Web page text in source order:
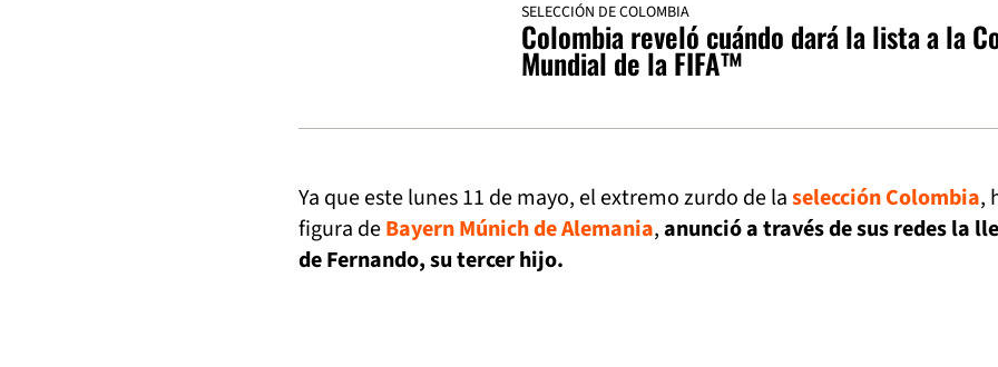
SELECCIÓN DE COLOMBIA
Colombia reveló cuándo dará la lista a la
Mundial de la FIFA™
Ya que este lunes 11 de mayo, el extremo zurdo de laselección Colombia,
figura deBayern Múnich de Alemania,anunció a través de sus redes la
de Fernando, su tercer hijo.